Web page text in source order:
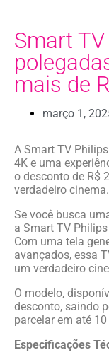
Smart
mais de
março 1,
A Smart TV
4K e uma
o desconto de R$
verdadeiro cinema.
Se você busca
a Smart TV
Com uma tela
avançados, essa
um verdadeiro
O modelo,
desconto, saindo
parcelar em até
Especificações